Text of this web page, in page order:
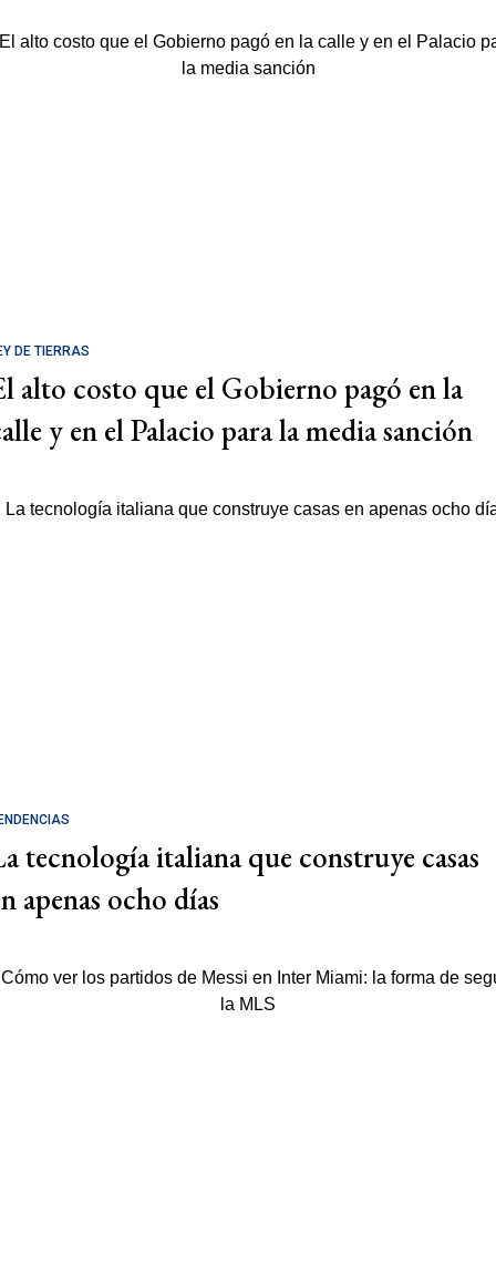
DE TIERRAS
alto costo que el Gobierno pagó en la
y en el Palacio para la media sanción
tecnología italiana que construye casas
apenas ocho días